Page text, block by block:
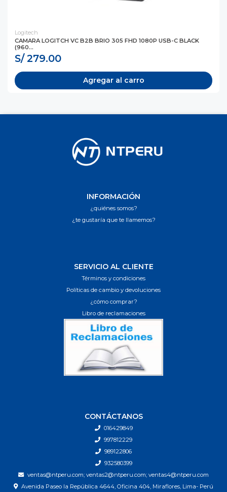
Logitech
CAMARA LOGITCH VC B2B BRIO 305 FHD 1080P USB-C BLACK
(960...
S/ 279.00
Agregar al carro
INFORMACIÓN
¿quiénes somos?
¿te gustaría que te llamemos?
SERVICIO AL CLIENTE
Términos y condiciones
Políticas de cambio y devoluciones
¿cómo comprar?
Libro de reclamaciones
CONTÁCTANOS
016429849
997812229
989122806
932580399
ventas@ntperu.com; ventas2@ntperu.com; ventas4@ntperu.com
Avenida Paseo la República 4644, Oficina 404, Miraflores, Lima- Perú